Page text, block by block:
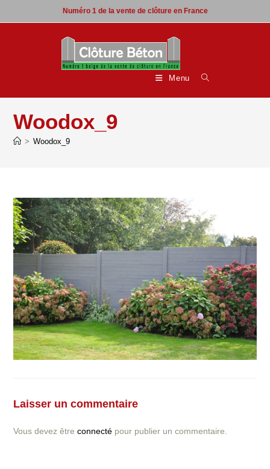
to
Numéro 1 de la vente de clôture en France
Menu
Woodox_9
> Woodox_9
Laisser un commentaire
Vous devez êtreconnecté pour publier un commentaire.
N’hésitez pas à nous contacter ! nous vous proposerons
projet.